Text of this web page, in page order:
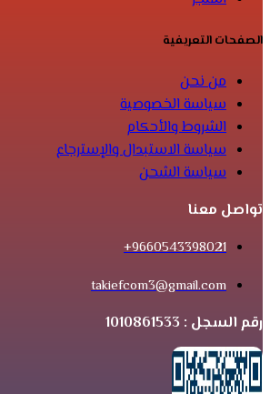
الصفحات التعريفية
من نحن
سياسة الخصوصية
الشروط والأحكام
سياسة الاستبدال والإسترجاع
سياسة الشحن
تواصل معنا
9660543398021+
takiefcom3@gmail.com
رقم السجل : 1010861533